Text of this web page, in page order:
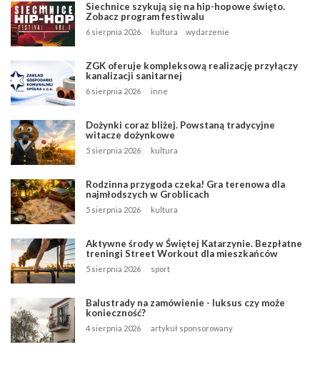
Siechnice szykują się na hip-hopowe święto.
Zobacz program festiwalu
6 sierpnia 2026 kultura wydarzenie
ZGK oferuje kompleksową realizację przyłączy
kanalizacji sanitarnej
6 sierpnia 2026 inne
Dożynki coraz bliżej. Powstaną tradycyjne
witacze dożynkowe
5 sierpnia 2026 kultura
Rodzinna przygoda czeka! Gra terenowa dla
najmłodszych w Groblicach
5 sierpnia 2026 kultura
Aktywne środy w Świętej Katarzynie. Bezpłatne
treningi Street Workout dla mieszkańców
5 sierpnia 2026 sport
Balustrady na zamówienie - luksus czy może
konieczność?
4 sierpnia 2026 artykuł sponsorowany